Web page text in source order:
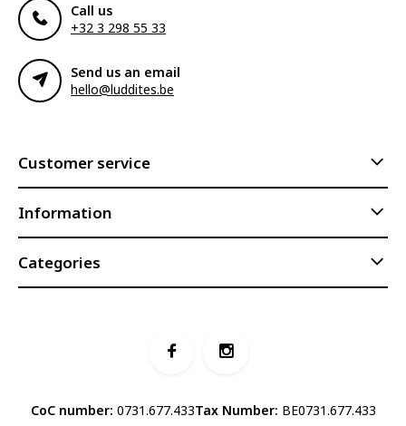
Call us
+32 3 298 55 33
Send us an email
hello@luddites.be
Customer service
Information
Categories
CoC number: 0731.677.433Tax Number: BE0731.677.433